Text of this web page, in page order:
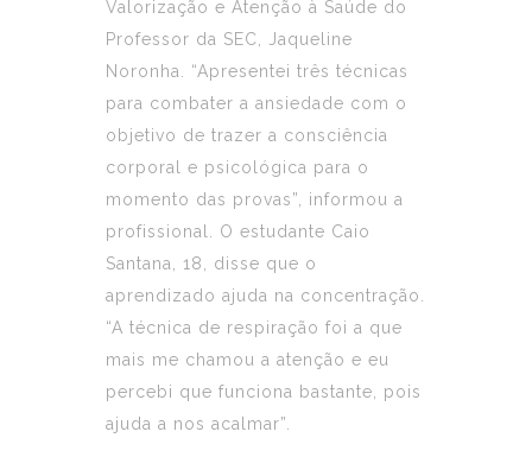
Valorização e Atenção à Saúde do
Professor da SEC, Jaqueline
Noronha. “Apresentei três técnicas
para combater a ansiedade com o
objetivo de trazer a consciência
corporal e psicológica para o
momento das provas”, informou a
profissional. O estudante Caio
Santana, 18, disse que o
aprendizado ajuda na concentração.
“A técnica de respiração foi a que
mais me chamou a atenção e eu
percebi que funciona bastante, pois
ajuda a nos acalmar”.